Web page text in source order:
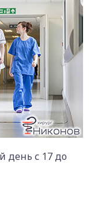
день с 17 до